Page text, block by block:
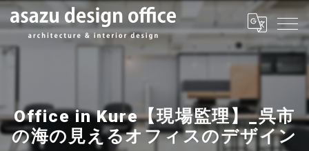
Office in Kure【現場監理】_呉市
の海の見えるオフィスのデザイン